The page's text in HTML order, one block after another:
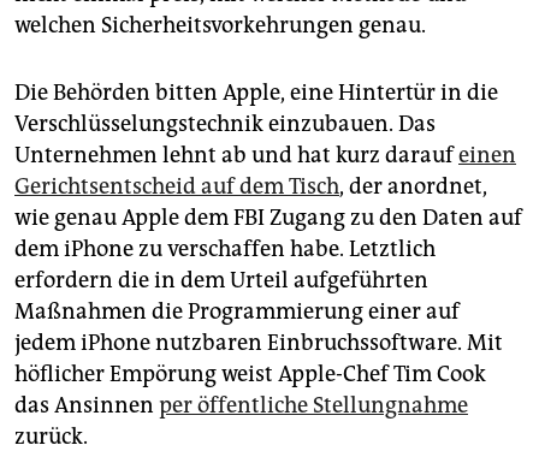
welchen Sicherheitsvorkehrungen genau.
Die Behörden bitten Apple, eine Hintertür in die
Verschlüsselungstechnik einzubauen. Das
Unternehmen lehnt ab und hat kurz daraufeinen
Gerichtsentscheid auf dem Tisch, der anordnet,
wie genau Apple dem FBI Zugang zu den Daten auf
dem iPhone zu verschaffen habe. Letztlich
erfordern die in dem Urteil aufgeführten
Maßnahmen die Programmierung einer auf
jedem iPhone nutzbaren Einbruchssoftware. Mit
höflicher Empörung weist Apple-Chef Tim Cook
das Ansinnen per öffentliche Stellungnahme
zurück.